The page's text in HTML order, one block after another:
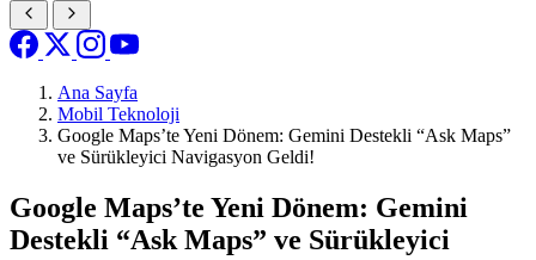
Ana Sayfa
Mobil Teknoloji
Google Maps’te Yeni Dönem: Gemini Destekli “Ask Maps”
ve Sürükleyici Navigasyon Geldi!
Google Maps’te Yeni Dönem: Gemini
Destekli “Ask Maps” ve Sürükleyici